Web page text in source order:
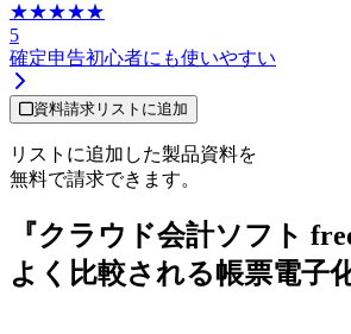
★★★★★
5
確定申告初心者にも使いやすい
資料請求リストに追加
リストに追加した製品資料を
無料で請求できます。
『クラウド会計ソフト
よく比較される帳票電子